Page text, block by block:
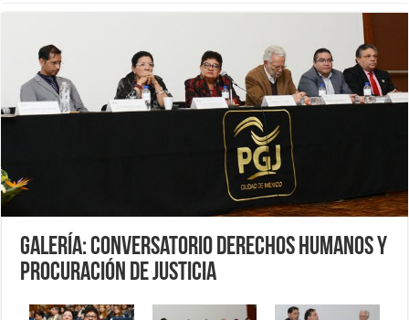
Galería: Conversatorio Derechos Humanos y
Procuración de Justicia